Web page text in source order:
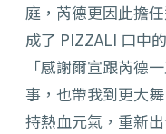
庭，芮德更因此擔
成了 PIZZALI 口中
「感謝爾宣跟芮德
事，也帶我到更大
持熱血元氣，重新出